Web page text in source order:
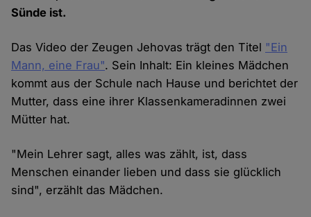
Sünde ist.
Das Video der Zeugen Jehovas trägt den Titel "Ein
Mann, eine Frau". Sein Inhalt: Ein kleines Mädchen
kommt aus der Schule nach Hause und berichtet der
Mutter, dass eine ihrer Klassenkameradinnen zwei
Mütter hat.
"Mein Lehrer sagt, alles was zählt, ist, dass
Menschen einander lieben und dass sie glücklich
sind", erzählt das Mädchen.